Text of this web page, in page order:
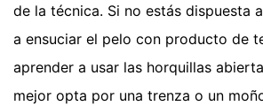
de la técnica. Si no estás dispuesta
a ensuciar el pelo con producto de
aprender a usar las horquillas
mejor opta por una trenza o un